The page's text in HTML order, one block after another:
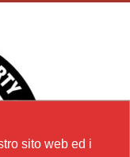
sito web ed i